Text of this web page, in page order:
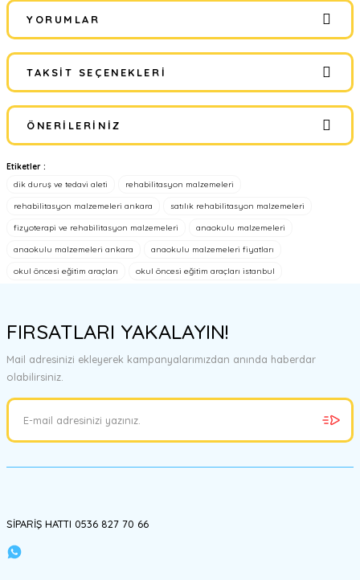
YORUMLAR
Bu ürüne ilk yorumu siz yapın!
TAKSIT SEÇENEKLERI
ÖNERILERINIZ
Bu ürünün fiyat bilgisi, resim, ürün açıklamalarında ve diğer
konularda yetersiz gördüğünüz noktaları öneri formunu kullanarak
tarafımıza iletebilirsiniz.
Ürün resmi kalitesiz, bozuk veya görüntülenemiyor.
Ürün fiyatı diğer sitelerden daha pahalı.
Etiketler :
dik duruş ve tedavi aleti
rehabilitasyon malzemeleri
rehabilitasyon malzemeleri ankara satılık rehabilitasyon malzemeleri
fizyoterapi ve rehabilitasyon malzemeleri anaokulu malzemeleri
anaokulu malzemeleri ankara anaokulu malzemeleri fiyatları
okul öncesi eğitim araçları okul öncesi eğitim araçları istanbul
FIRSATLARI YAKALAYIN!
Mail adresinizi ekleyerek kampanyalarımızdan anında haberdar
olabilirsiniz.
SİPARİŞ HATTI 0536 827 70 66